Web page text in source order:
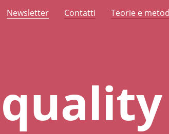
Newsletter Contatti Teorie e